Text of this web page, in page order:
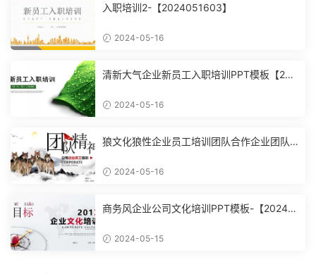
入职培训2-【2024051603】
2024-05-16
清新大气企业新员工入职培训PPT模板【202
2024-05-16
狼文化狼性企业员工培训团队合作企业团队
2024-05-16
商务风企业公司文化培训PPT模板-【20240
2024-05-15